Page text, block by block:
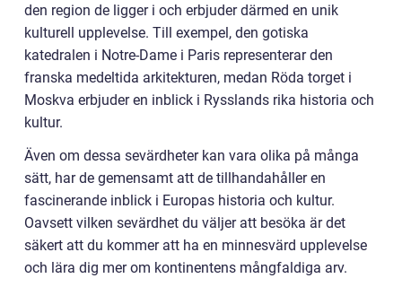
den region de ligger i och erbjuder därmed en unik
kulturell upplevelse. Till exempel, den gotiska
katedralen i Notre-Dame i Paris representerar den
franska medeltida arkitekturen, medan Röda torget i
Moskva erbjuder en inblick i Rysslands rika historia och
kultur.
Även om dessa sevärdheter kan vara olika på många
sätt, har de gemensamt att de tillhandahåller en
fascinerande inblick i Europas historia och kultur.
Oavsett vilken sevärdhet du väljer att besöka är det
säkert att du kommer att ha en minnesvärd upplevelse
och lära dig mer om kontinentens mångfaldiga arv.